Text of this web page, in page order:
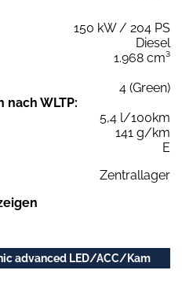
150 kW / 204 PS
Diesel
1.968 cm³
4 (Green)
nach WLTP:
5,4 l/100km
141 g/km
E
Zentrallager
advanced LED/ACC/Kam